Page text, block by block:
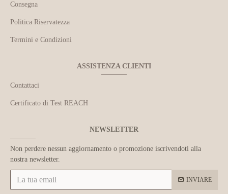
Consegna
Politica Riservatezza
Termini e Condizioni
ASSISTENZA CLIENTI
Contattaci
Certificato di Test REACH
NEWSLETTER
Non perdere nessun aggiornamento o promozione iscrivendoti alla
nostra newsletter.
INVIARE